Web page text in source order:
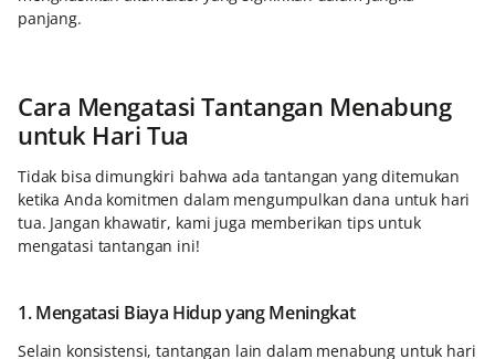
panjang.
Cara Mengatasi Tantangan Menabung
untuk Hari Tua
Tidak bisa dimungkiri bahwa ada tantangan yang ditemukan
ketika Anda komitmen dalam mengumpulkan dana untuk hari
tua. Jangan khawatir, kami juga memberikan tips untuk
mengatasi tantangan ini!
1. Mengatasi Biaya Hidup yang Meningkat
Selain konsistensi, tantangan lain dalam menabung untuk hari